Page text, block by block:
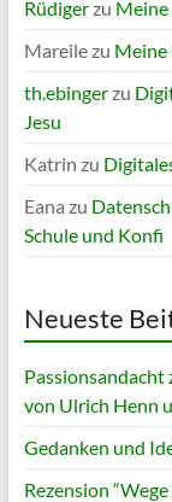
Rüdigerzu Meine
Mareilezu Meine
th.ebingerzu
Jesu
Katrin zu
Eana zu
Schule und Konfi
Neueste
von Ulrich Henn
Gedanken und
Rezension